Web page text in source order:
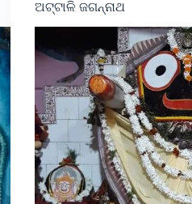
ଅଟ୍ଟାଳି ଜଗନ୍ନାଥ